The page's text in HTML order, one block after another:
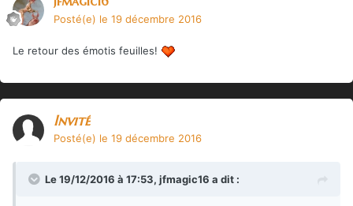
Posté(e) le 19 décembre 2016
Le retour des émotis feuilles!
Invité
Posté(e) le 19 décembre 2016
Le 19/12/2016 à 17:53, jfmagic16 a dit :